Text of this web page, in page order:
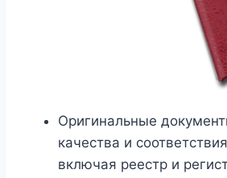
Оригинальные
качества и
включая реестр и